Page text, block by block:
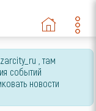
, там
событий
новости